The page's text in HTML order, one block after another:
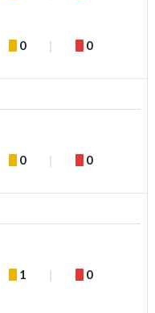
0 0
0 0
1 0